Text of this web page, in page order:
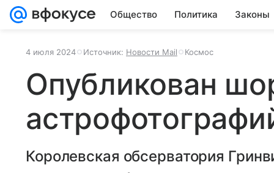
Общество Политика Законы
4 июля 2024 Источник: Новости Mail Космос
Опубликован
Королевская обсерватория